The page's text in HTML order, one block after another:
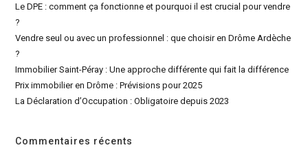
Le DPE : comment ça fonctionne et pourquoi il est crucial pour vendre
?
Vendre seul ou avec un professionnel : que choisir en Drôme Ardèche
?
Immobilier Saint-Péray : Une approche différente qui fait la différence
Prix immobilier en Drôme : Prévisions pour 2025
La Déclaration d’Occupation : Obligatoire depuis 2023
Commentaires récents